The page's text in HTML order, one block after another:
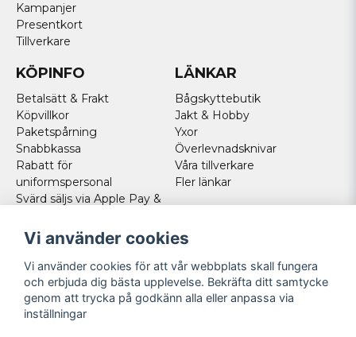
Kampanjer
Presentkort
Tillverkare
KÖPINFO
Betalsätt & Frakt
Köpvillkor
Paketspårning
Snabbkassa
Rabatt för
uniformspersonal
Svärd säljs via Apple Pay &
Norska kunder
Cookies
LÄNKAR
Bågskyttebutik
Jakt & Hobby
Yxor
Överlevnadsknivar
Våra tillverkare
Fler länkar
FÖLJ OSS
Facebook
Instagram
Vi använder cookies
Vi använder cookies för att vår webbplats skall fungera
och erbjuda dig bästa upplevelse. Bekräfta ditt samtycke
genom att trycka på godkänn alla eller anpassa via
inställningar